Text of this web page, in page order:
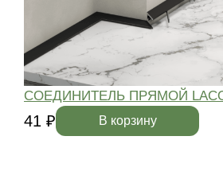
СОЕДИНИТЕЛЬ ПРЯМОЙ
41 ₽ В корзину